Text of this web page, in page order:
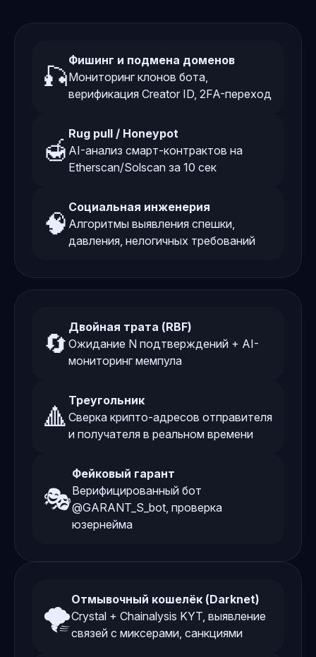
🎣
Фишинг и подмена доменов
Мониторинг клонов бота,
верификация Creator ID, 2FA-переход
🍯
Rug pull / Honeypot
AI-анализ смарт-контрактов на
Etherscan/Solscan за 10 сек
🧠
Социальная инженерия
Алгоритмы выявления спешки,
давления, нелогичных требований
🔄
Двойная трата (RBF)
Ожидание N подтверждений + AI-
мониторинг мемпула
🔺
Треугольник
Сверка крипто-адресов отправителя
и получателя в реальном времени
🎭
Фейковый гарант
Верифицированный бот
@GARANT_S_bot, проверка
юзернейма
🌪️
Отмывочный кошелёк (Darknet)
Crystal + Chainalysis KYT, выявление
связей с миксерами, санкциями